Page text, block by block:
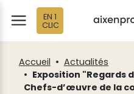
EN 1
CLIC
Accueil
Actualités
Exposition "Regards
Chefs-d’œuvre de la
Fenêtre
de
chat
Panneau de gestion des